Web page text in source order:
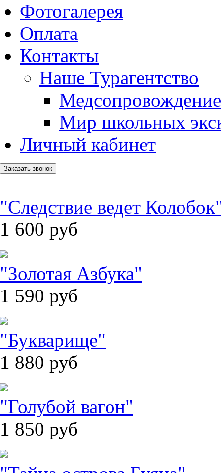
Фотогалерея
Оплата
Контакты
Наше Турагентство
Медсопровождение
Мир школьных
Личный кабинет
Заказать звонок
"Следствие ведет
1 600 руб
"Золотая Азбука"
1 590 руб
"Букварище"
1 880 руб
"Голубой вагон"
1 850 руб